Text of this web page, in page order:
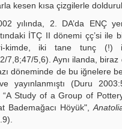
kesen kısa çizgilerle
yılında, 2. DA’da ENÇ
İTÇ II dönemi çç’si ile
kimde, iki tane tunç (!)
7,8;47/5,6). Aynı ilanda,
döneminde de bu iğnelere
yayınlanmıştı (Duru
“A Study of a Group of
Bademağacı Höyük",